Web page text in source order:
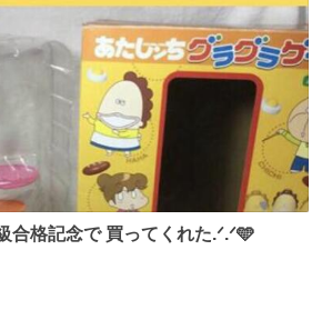
合格記念で 買ってくれた.ᐟ.ᐟ🩵